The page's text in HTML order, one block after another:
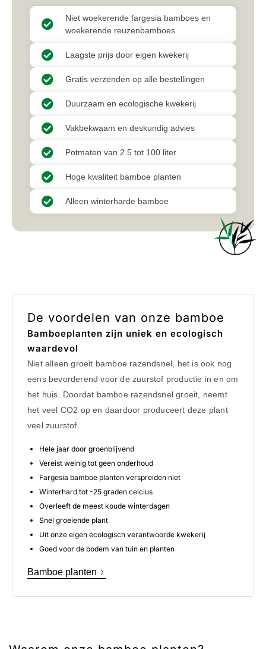
Niet woekerende fargesia bamboes en
woekerende reuzenbamboes
Laagste prijs door eigen kwekerij
Gratis verzenden op alle bestellingen
Duurzaam en ecologische kwekerij
Vakbekwaam en deskundig advies
Potmaten van 2.5 tot 100 liter
Hoge kwaliteit bamboe planten
Alleen winterharde bamboe
De voordelen van onze bamboe
Bamboeplanten zijn uniek en ecologisch
waardevol
Niet alleen groeit bamboe razendsnel, het is ook nog
eens bevorderend voor de zuurstof productie in en om
het huis. Doordat bamboe razendsnel groeit, neemt
het veel CO2 op en daardoor produceert deze plant
veel zuurstof.
Hele jaar door groenblijvend
Vereist weinig tot geen onderhoud
Fargesia bamboe planten verspreiden niet
Winterhard tot -25 graden celcius
Overleeft de meest koude winterdagen
Snel groeiende plant
Uit onze eigen ecologisch verantwoorde kwekerij
Goed voor de bodem van tuin en planten
Bamboe planten